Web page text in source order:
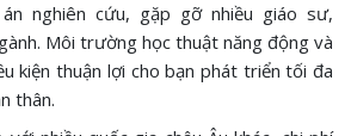
nghiên cứu, gặp gỡ nhiều giáo sư,
Môi trường học thuật năng động và
kiện thuận lợi cho bạn phát triển tối đa
thân.